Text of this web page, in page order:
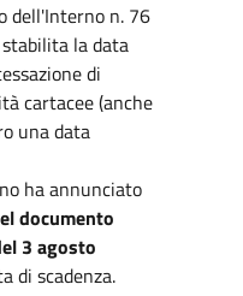
dell'Interno n. 76
la data
di
cartacee (anche
una data
ha annunciato
documento
3 agosto
di scadenza.